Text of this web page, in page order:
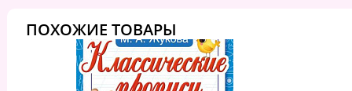
ПОХОЖИЕ ТОВАРЫ